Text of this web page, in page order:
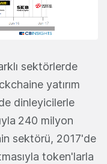
sektörlerde
yatırım
dinleyicilerle
240 milyon
sektörü, 2017'de
token'larla